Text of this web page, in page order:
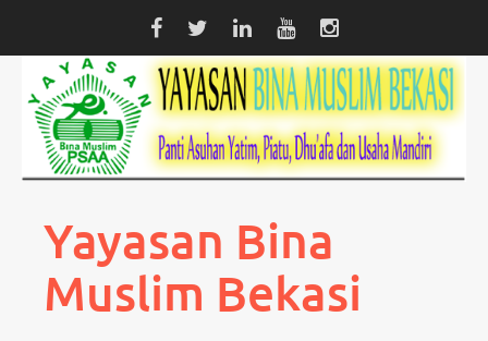
content
Yayasan Bina
Muslim Bekasi